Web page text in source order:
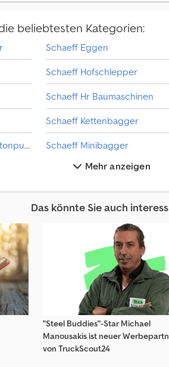
beliebtesten Kategorien:
Mercedes-Benz Lkw Betonpumpe
Schaeff Eggen
Schaeff Hofschlepper
Schaeff Hr Baumaschinen
Schaeff Kettenbagger
Schaeff Minibagger
Schaeff Raupenbagger
Schaeff Skl Baumaschinen
Schaeff Tl Baumaschinen
Mehr anzeigen
Das könnte Sie auch
"Steel Buddies"-Star Michael
Manousakis ist neuer
von TruckScout24
F